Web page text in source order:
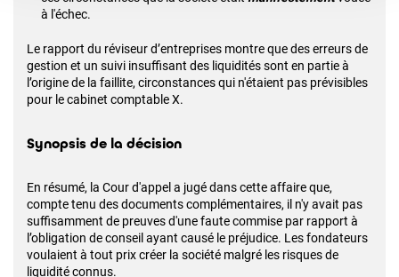
à l'échec.
Le rapport du réviseur d’entreprises montre que des erreurs de
gestion et un suivi insuffisant des liquidités sont en partie à
l’origine de la faillite, circonstances qui n'étaient pas prévisibles
pour le cabinet comptable X.
Synopsis de la décision
En résumé, la Cour d'appel a jugé dans cette affaire que,
compte tenu des documents complémentaires, il n'y avait pas
suffisamment de preuves d'une faute commise par rapport à
l’obligation de conseil ayant causé le préjudice. Les fondateurs
voulaient à tout prix créer la société malgré les risques de
liquidité connus.